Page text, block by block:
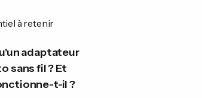
à retenir
adaptateur
sans fil ? Et
t-il ?